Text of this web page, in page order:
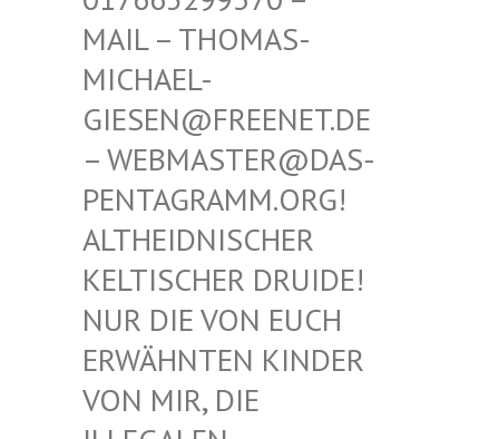
THOMAS-MICHAE
L-GIESEN
@FREENET.DE – WEBM
ASTER@DAS-PENTAG
RAMM.ORG! ALTHEI
DNISCHER KELTIS
CHER DRUIDE! NUR D
IE VON EUCH ERWÄHN
TEN KINDER VON MI
R, DIE ILLEGA